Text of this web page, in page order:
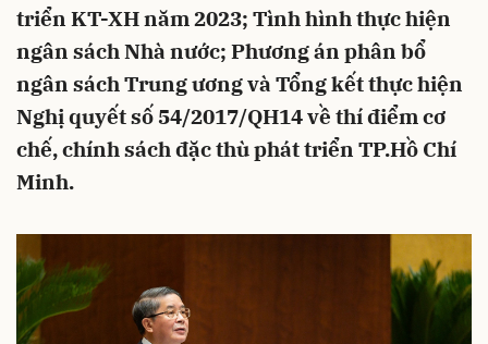
triển KT-XH năm 2023; Tình hình thực hiện
ngân sách Nhà nước; Phương án phân bổ
ngân sách Trung ương và Tổng kết thực hiện
Nghị quyết số 54/2017/QH14 về thí điểm cơ
chế, chính sách đặc thù phát triển TP.Hồ Chí
Minh.